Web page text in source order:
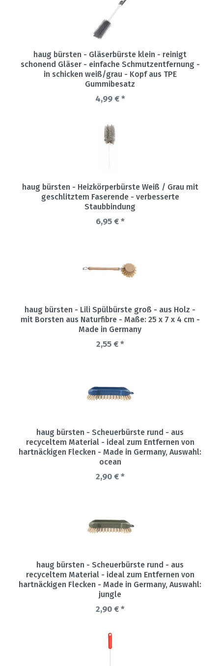
haug bürsten - Gläserbürste klein - reinigt
schonend Gläser - einfache Schmutzentfernung -
in schicken weiß/grau - Kopf aus TPE
Gummibesatz
4,99 € *
haug bürsten - Heizkörperbürste Weiß / Grau mit
geschlitztem Faserende - verbesserte
Staubbindung
6,95 € *
haug bürsten - Lili Spülbürste groß - aus Holz -
mit Borsten aus Naturfibre - Maße: 25 x 7 x 4 cm -
Made in Germany
2,55 € *
haug bürsten - Scheuerbürste rund - aus
recyceltem Material - ideal zum Entfernen von
hartnäckigen Flecken - Made in Germany, Auswahl:
ocean
2,90 € *
haug bürsten - Scheuerbürste rund - aus
recyceltem Material - ideal zum Entfernen von
hartnäckigen Flecken - Made in Germany, Auswahl:
jungle
2,90 € *